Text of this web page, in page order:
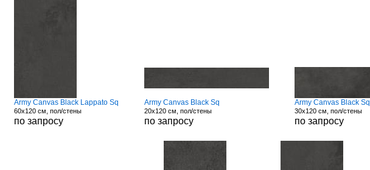
Army Canvas Black Lappato Sq
60x120 см, пол/стены
по запросу
Army Canvas Black Sq
20x120 см, пол/стены
по запросу
Army Canvas Black Sq
30x120 см, пол/стены
по запросу